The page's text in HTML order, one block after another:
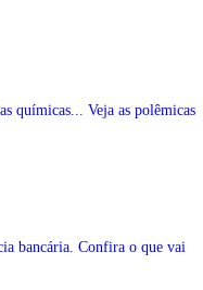
químicas... Veja as polêmicas
bancária. Confira o que vai